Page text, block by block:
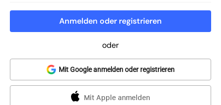
Anmelden oder registrieren
oder
Mit Google anmelden oder registrieren
Mit Apple anmelden